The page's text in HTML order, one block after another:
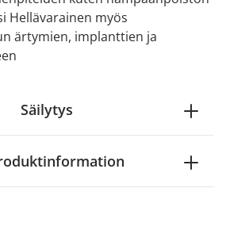
Hellävarainen myös
ärtymien, implanttien ja
Säilytys